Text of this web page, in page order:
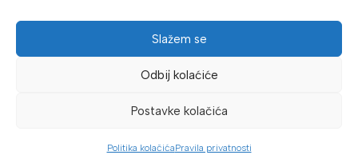
Slažem se
Odbij kolaćiće
Postavke kolačića
Politika kolačićaPravila privatnosti
Gotovinom prilikom preuzimanja
Mikrofin do 18 rata
Copyright © 2026 Proalat.ba